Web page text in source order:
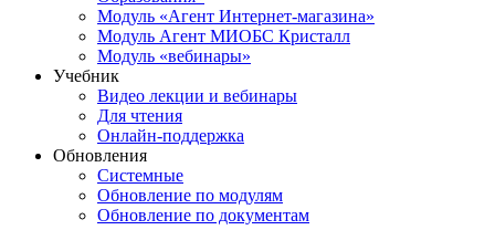
Модуль «Агент Интернет-магазина»
Модуль Агент МИОБС Кристалл
Модуль «вебинары»
Учебник
Видео лекции и вебинары
Для чтения
Онлайн-поддержка
Обновления
Системные
Обновление по модулям
Обновление по документам